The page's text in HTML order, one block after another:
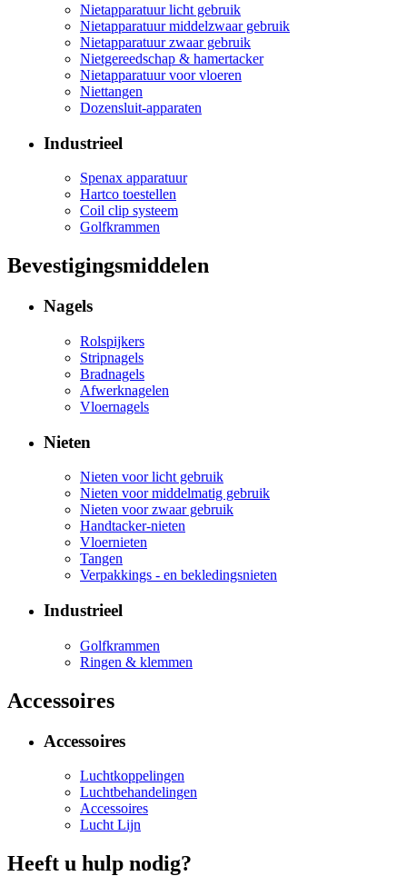
Nietapparatuur licht gebruik
Nietapparatuur middelzwaar gebruik
Nietapparatuur zwaar gebruik
Nietgereedschap & hamertacker
Nietapparatuur voor vloeren
Niettangen
Dozensluit-apparaten
Industrieel
Spenax apparatuur
Hartco toestellen
Coil clip systeem
Golfkrammen
Bevestigingsmiddelen
Nagels
Rolspijkers
Stripnagels
Bradnagels
Afwerknagelen
Vloernagels
Nieten
Nieten voor licht gebruik
Nieten voor middelmatig gebruik
Nieten voor zwaar gebruik
Handtacker-nieten
Vloernieten
Tangen
Verpakkings - en bekledingsnieten
Industrieel
Golfkrammen
Ringen & klemmen
Accessoires
Accessoires
Luchtkoppelingen
Luchtbehandelingen
Accessoires
Lucht Lijn
Heeft u hulp nodig?